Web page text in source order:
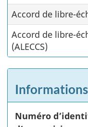
Accord de libre-
Accord de libre-
(ALECCS)
Numéro